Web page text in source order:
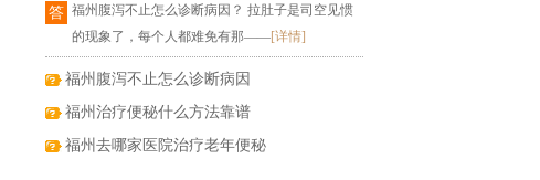
答 福州腹泻不止怎么诊断病因？ 拉肚子是司空见惯
的现象了，每个人都难免有那——[详情]
福州腹泻不止怎么诊断病因
福州治疗便秘什么方法靠谱
福州去哪家医院治疗老年便秘